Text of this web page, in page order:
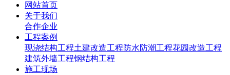
网站首页
关于我们
合作企业
工程案例
现浇结构工程土建改造工程防水防潮工程花园改造工程
建筑外墙工程钢结构工程
施工现场